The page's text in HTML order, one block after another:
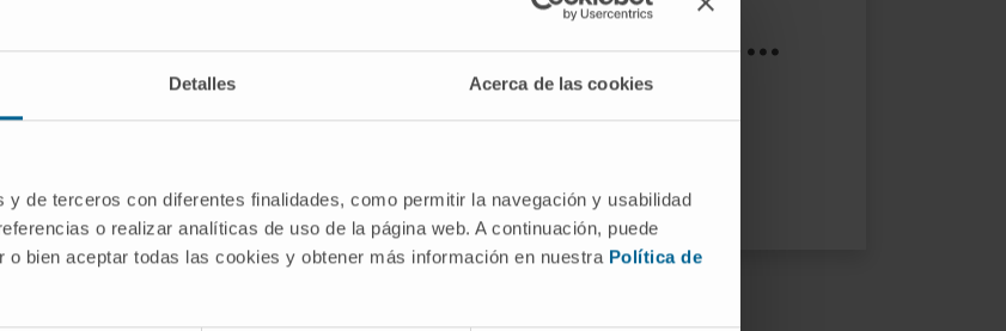
Detalles Acerca de las cookies
y de terceros con diferentes finalidades, como permitir la navegación y usabilidad
o realizar analíticas de uso de la página web. A continuación, puede
bien aceptar todas las cookies y obtener más información en nuestra Política de
are looking for does not exist ...